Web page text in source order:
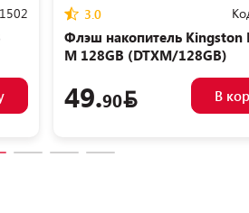
3.0
Флэш накопитель Kingston
M 128GB (DTXM/128GB)
49.90 В